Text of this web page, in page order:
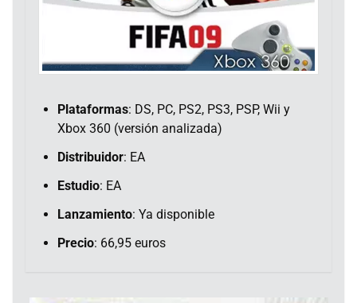
Plataformas: DS, PC, PS2, PS3, PSP, Wii y
Xbox 360 (versión analizada)
Distribuidor: EA
Estudio: EA
Lanzamiento: Ya disponible
Precio: 66,95 euros